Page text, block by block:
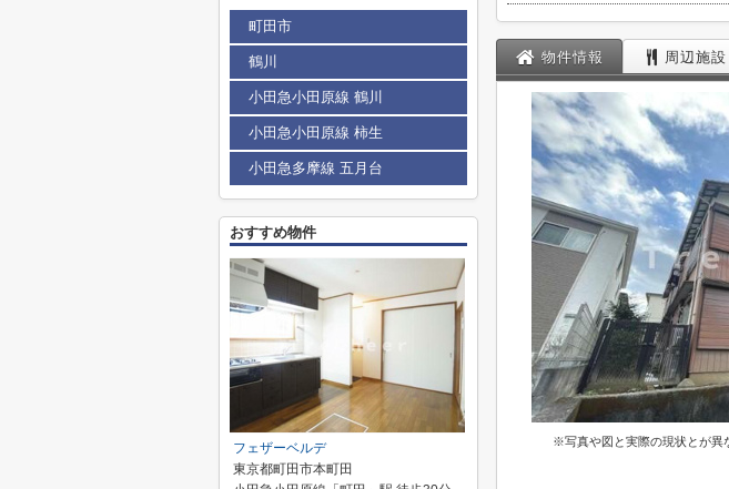
物件情報 周辺施設
※写真や図と実際の現状とが異
町田市
鶴川
小田急小田原線 鶴川
小田急小田原線 柿生
小田急多摩線 五月台
おすすめ物件
フェザーベルデ
東京都町田市本町田